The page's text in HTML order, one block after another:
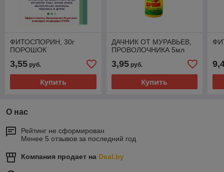
ФИТОСПОРИН, 30г
ПОРОШОК
3,55 руб.
Купить
ДАЧНИК ОТ МУРАВЬЕВ,
ПРОВОЛОЧНИКА 5мл
3,95руб.
Купить
О нас
Рейтинг не сформирован
Менее 5 отзывов за последний год
Компания продает на Deal.by